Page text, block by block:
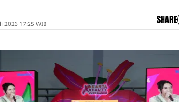
2026 17:25 WIB SHARE